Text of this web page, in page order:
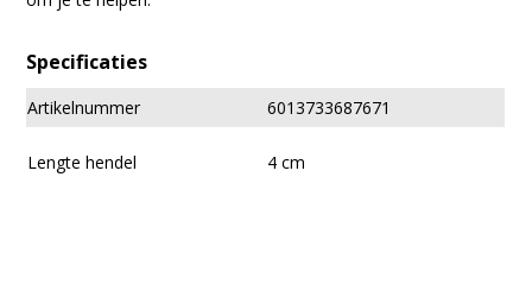
Specificaties
Artikelnummer 6013733687671
Lengte hendel 4 cm